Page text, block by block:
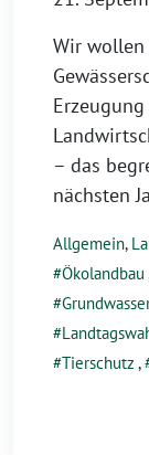
Wir wollen
– das
nächsten
Allgemein,
Ökolandbau
Tierschutz ,